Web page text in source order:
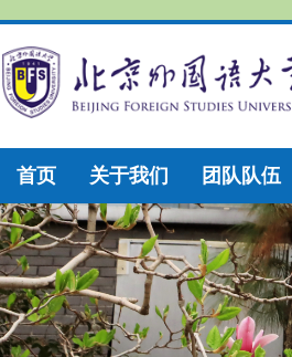
首页 关于我们 团队队伍